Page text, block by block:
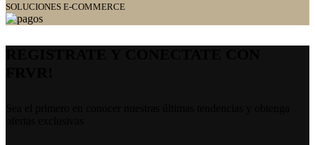
SOLUCIONES E-COMMERCE